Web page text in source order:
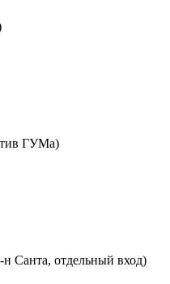
ГУМа)
Санта, отдельный вход)